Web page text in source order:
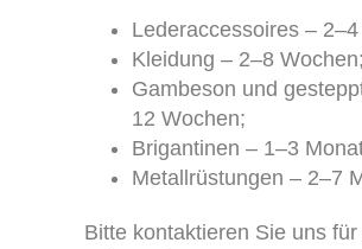
Lederaccessoires –
Kleidung – 2–8 Wochen;
Gambeson und
12 Wochen;
Brigantinen – 1–3
Metallrüstungen – 2–7
Bitte kontaktieren Sie uns